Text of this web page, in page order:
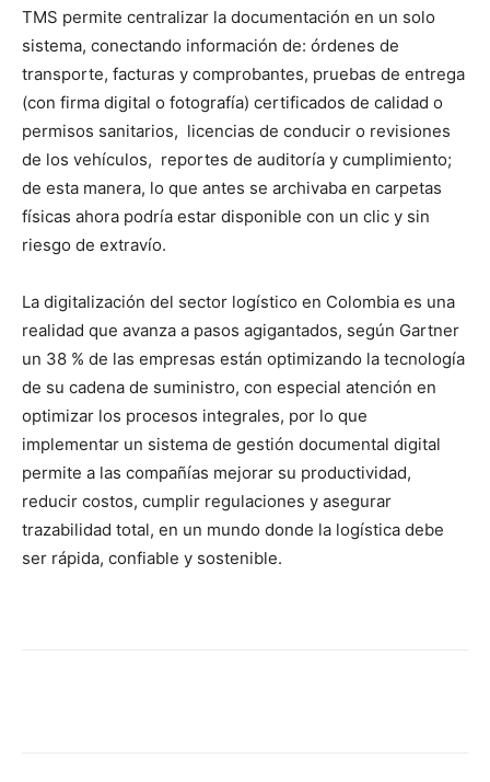
TMS permite centralizar la documentación en un solo
sistema, conectando información de: órdenes de
transporte, facturas y comprobantes, pruebas de entrega
(con firma digital o fotografía) certificados de calidad o
permisos sanitarios, licencias de conducir o revisiones
de los vehículos, reportes de auditoría y cumplimiento;
de esta manera, lo que antes se archivaba en carpetas
físicas ahora podría estar disponible con un clic y sin
riesgo de extravío.
La digitalización del sector logístico en Colombia es una
realidad que avanza a pasos agigantados, según Gartner
un 38 % de las empresas están optimizando la tecnología
de su cadena de suministro, con especial atención en
optimizar los procesos integrales, por lo que
implementar un sistema de gestión documental digital
permite a las compañías mejorar su productividad,
reducir costos, cumplir regulaciones y asegurar
trazabilidad total, en un mundo donde la logística debe
ser rápida, confiable y sostenible.